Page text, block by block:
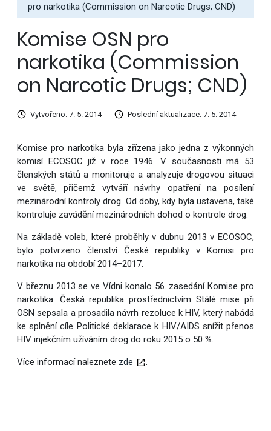
pro narkotika (Commission on Narcotic Drugs; CND)
Komise OSN pro
narkotika (Commission
on Narcotic Drugs; CND)
Vytvořeno: 7. 5. 2014 Poslední aktualizace: 7. 5. 2014
Komise pro narkotika byla zřízena jako jedna z výkonných
komisí ECOSOC již v roce 1946. V současnosti má 53
členských států a monitoruje a analyzuje drogovou situaci
ve světě, přičemž vytváří návrhy opatření na posílení
mezinárodní kontroly drog. Od doby, kdy byla ustavena, také
kontroluje zavádění mezinárodních dohod o kontrole drog.
Na základě voleb, které proběhly v dubnu 2013 v ECOSOC,
bylo potvrzeno členství České republiky v Komisi pro
narkotika na období 2014–2017.
V březnu 2013 se ve Vídni konalo 56. zasedání Komise pro
narkotika. Česká republika prostřednictvím Stálé mise při
OSN sepsala a prosadila návrh rezoluce k HIV, který nabádá
ke splnění cíle Politické deklarace k HIV/AIDS snížit přenos
HIV injekčním užíváním drog do roku 2015 o 50 %.
Více informací naleznete zde .